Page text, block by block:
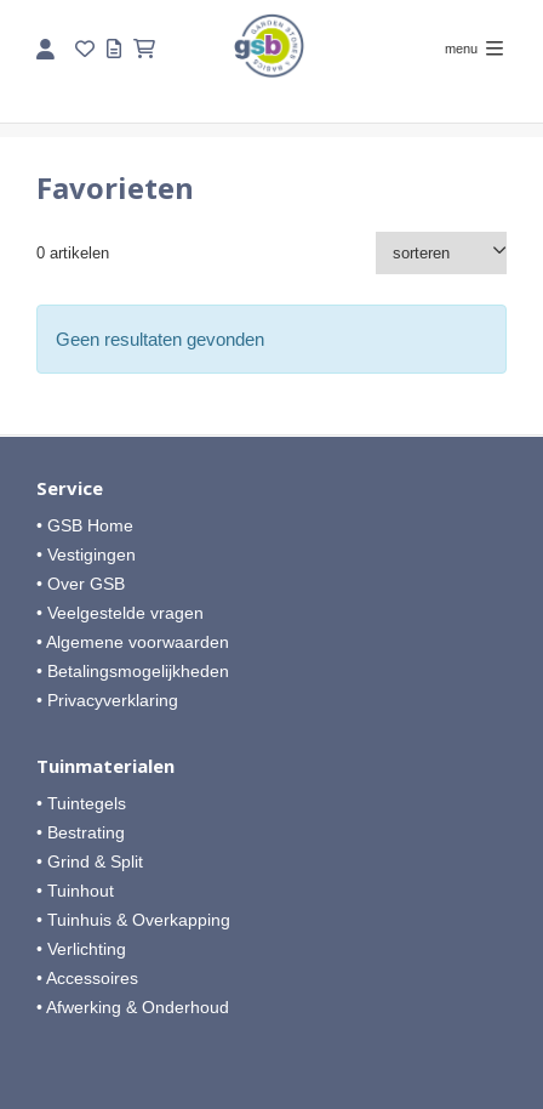
menu
Favorieten
0 artikelen
Geen resultaten gevonden
Service
• GSB Home
• Vestigingen
• Over GSB
• Veelgestelde vragen
• Algemene voorwaarden
• Betalingsmogelijkheden
• Privacyverklaring
Tuinmaterialen
• Tuintegels
• Bestrating
• Grind & Split
• Tuinhout
• Tuinhuis & Overkapping
• Verlichting
• Accessoires
• Afwerking & Onderhoud